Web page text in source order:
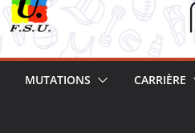
MUTATIONS CARRIÈRE